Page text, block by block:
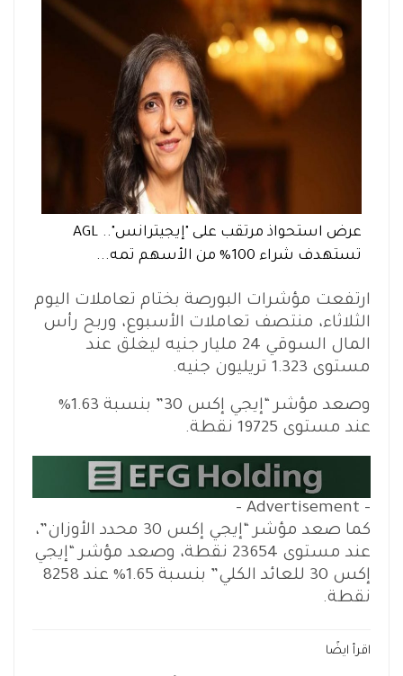
عرض استحواذ مرتقب على "إيجيترانس".. AGL
تستهدف شراء 100% من الأسهم تمه...
ارتفعت مؤشرات البورصة بختام تعاملات اليوم
الثلاثاء، منتصف تعاملات الأسبوع، وربح رأس
المال السوقي 24 مليار جنيه ليغلق عند
مستوى 1.323 تريليون جنيه.
وصعد مؤشر “إيجي إكس 30” بنسبة 1.63%
عند مستوى 19725 نقطة.
- Advertisement -
كما صعد مؤشر “إيجي إكس 30 محدد الأوزان”،
عند مستوى 23654 نقطة، وصعد مؤشر “إيجي
إكس 30 للعائد الكلي” بنسبة 1.65% عند 8258
نقطة.
اقرأ ايضًا